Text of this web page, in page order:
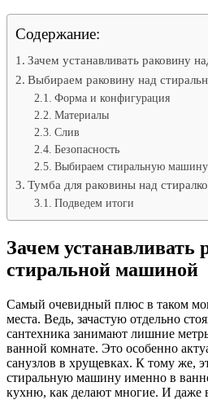
Содержание:
Зачем устанавливать раковину
Выбираем раковину над
Форма и конфигурация
Материалы
Слив
Безопасность
Выбираем стиральную машину
Тумба для раковины над
Подведем итоги
Зачем устанавливать
стиральной машиной
Самый очевидный плюс в таком
места. Ведь, зачастую отдельно
сантехника занимают лишние
ванной комнате. Это особенно
санузлов в хрущевках. К тому же,
стиральную машину именно в
кухню, как делают многие. И даже